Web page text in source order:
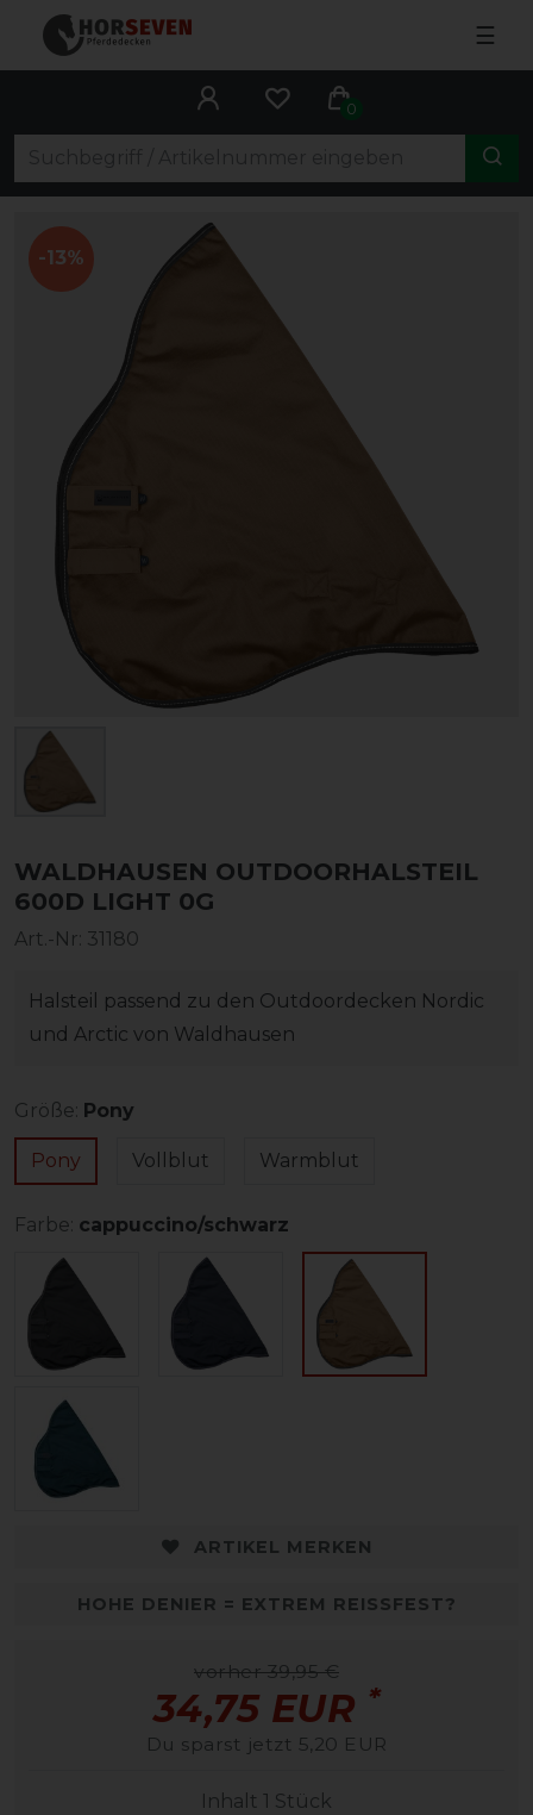
☰
0
-13%
WALDHAUSEN OUTDOORHALSTEIL
600D LIGHT 0G
Art.-Nr: 31180
Halsteil passend zu den Outdoordecken Nordic
und Arctic von Waldhausen
Größe: Pony
Pony Vollblut Warmblut
Farbe: cappuccino/schwarz
ARTIKEL MERKEN
HOHE DENIER = EXTREM REISSFEST?
vorher 39,95 €
34,75 EUR *
Du sparst jetzt 5,20 EUR
Inhalt 1 Stück